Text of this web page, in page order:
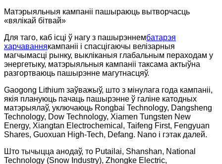
Матэрыяльныя кампаніі пашыраюць вытворчасць
«вялікай бітвай»
Для таго, каб ісці ў нагу з пашырэннембатарэя
харчаваннякампаніі і спасцігаючы велізарныя
магчымасці рынку, выкліканыя глабальным пераходам у
энергетыку, матэрыяльныя кампаніі таксама актыўна
разгортваюць пашырэнне магутнасцяў.
Gaogong Lithium заўважыў, што з мінулага года кампаніі,
якія плануюць пачаць пашырэнне ў галіне катодных
матэрыялаў, уключаюць Rongbai Technology, Dangsheng
Technology, Dow Technology, Xiamen Tungsten New
Energy, Xiangtan Electrochemical, Taifeng First, Fengyuan
Shares, Guoxuan High-Tech, Defang. Nano і гэтак далей.
Што тычыцца анодаў, то Putailai, Shanshan, National
Technology (Snow Industry), Zhongke Electric,